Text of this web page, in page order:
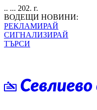
.. ... 202. г.
ВОДЕЩИ НОВИНИ:
РЕКЛАМИРАЙ
СИГНАЛИЗИРАЙ
ТЪРСИ